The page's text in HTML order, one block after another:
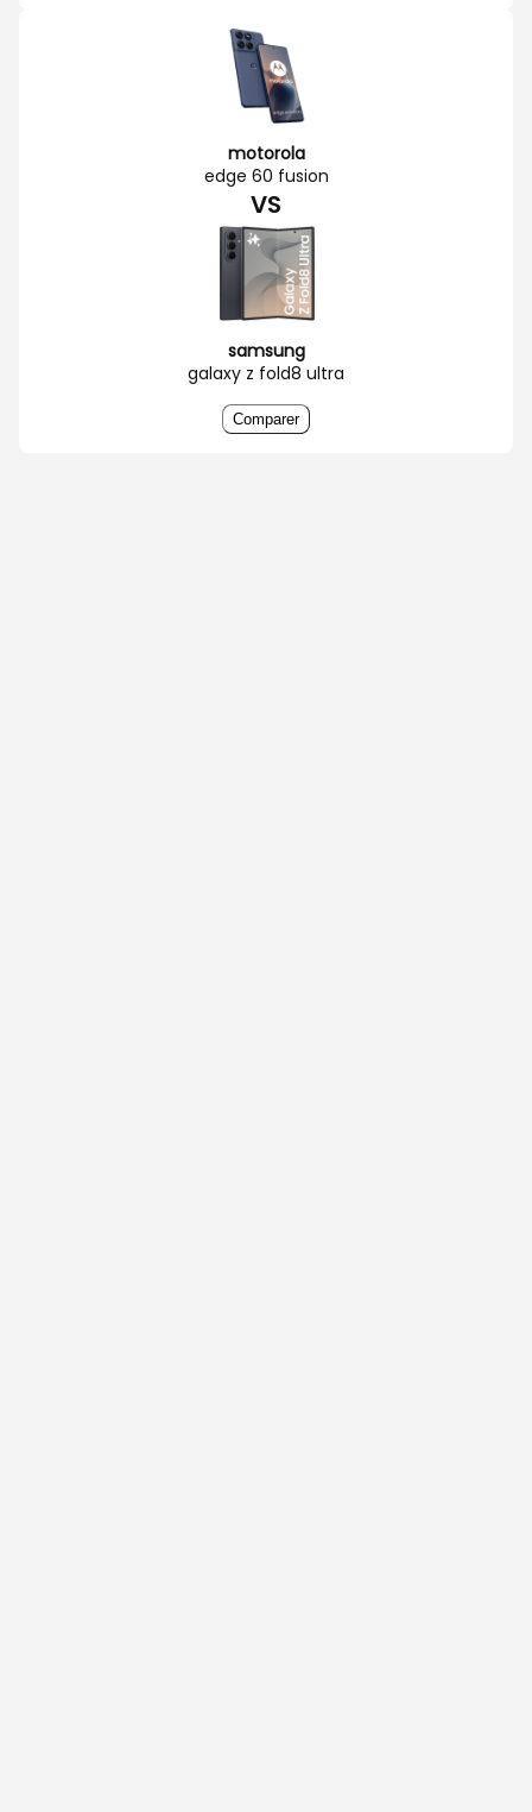
motorola
edge 60 fusion
VS
samsung
galaxy z fold8 ultra
Comparer